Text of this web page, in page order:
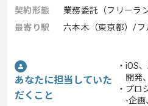
契約形態
業務委託（フリーラ
最寄り駅
六本木（東京都）/フ
あなたに担当していた
だくこと
・iOS
開発
・プロ
-企画